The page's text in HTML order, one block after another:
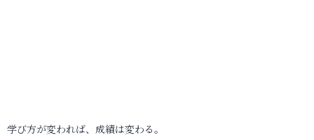
学び方が変われば、成績は変わる。